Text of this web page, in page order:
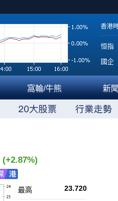
香港
恒指
國企
窩輪/牛熊 新
(+2.87%)
23.720
最高